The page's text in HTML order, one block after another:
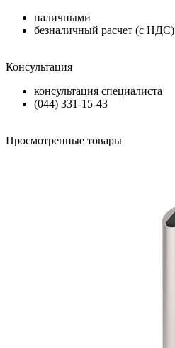
наличными
безналичный расчет (с НДС)
Консультация
консультация специалиста
(044) 331-15-43
Просмотренные товары